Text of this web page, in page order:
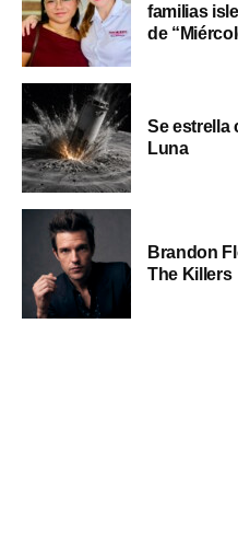
familias
de
Se estrella
Luna
Brandon
The Killers